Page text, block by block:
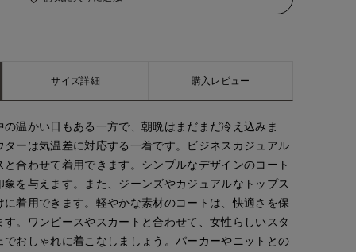
サイズ詳細 購入レビュー
温かい日もある一方で、朝晩はまだまだ冷え込みま
ーは気温差に対応する一着です。ビジネスカジュアル
合わせて着用できます。シンプルなデザインのコート
を与えます。また、ジーンズやカジュアルなトップス
に着用できます。軽やかな素材のコートは、快適さを保
。ワンピースやスカートと合わせて、女性らしいスタ
おしゃれに着こなしましょう。パーカーやニットとの